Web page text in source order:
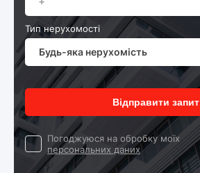
Тип нерухомості
Будь-яка нерухомість
Відправити запит
Погоджуюся на обробку моїх
персональних даних